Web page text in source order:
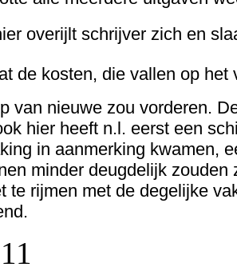
hier overijlt schrijver zich en
de kosten, die vallen op het
van nieuwe zou vorderen.
hier heeft n.l. eerst een
in aanmerking kwamen,
minder deugdelijk
te rijmen met de degelijke